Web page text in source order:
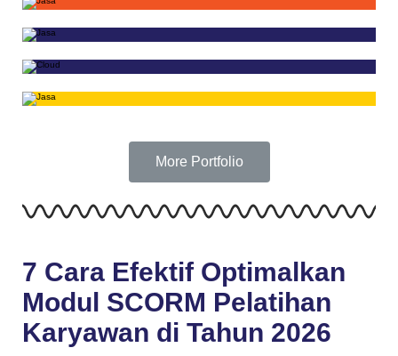
More Portfolio
7 Cara Efektif Optimalkan
Modul SCORM Pelatihan
Karyawan di Tahun 2026